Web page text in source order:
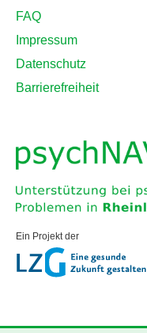
FAQ
Impressum
Datenschutz
Barrierefreiheit
Ein Projekt der